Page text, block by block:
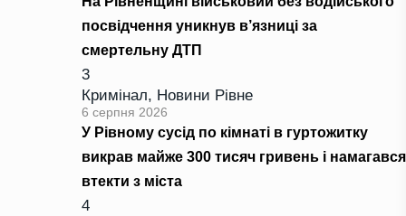
посвідчення уникнув в’язниці за
смертельну ДТП
3
Кримінал, Новини Рівне
6 серпня 2026
У Рівному сусід по кімнаті в гуртожитку
викрав майже 300 тисяч гривень і намагався
втекти з міста
4